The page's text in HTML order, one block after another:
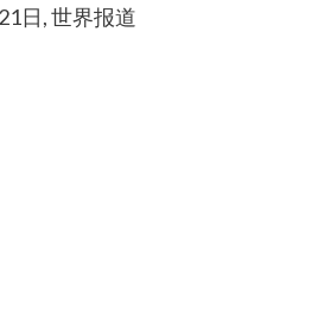
日, 世界报道